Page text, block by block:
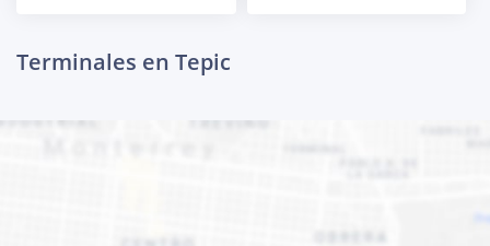
Terminales en Tepic